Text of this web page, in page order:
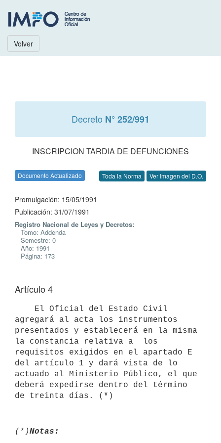
Volver
Decreto N° 252/991
INSCRIPCION TARDIA DE DEFUNCIONES
Documento Actualizado Toda la Norma Ver Imagen del D.O.
Promulgación: 15/05/1991
Publicación: 31/07/1991
Registro Nacional de Leyes y Decretos:
Tomo: Addenda
Semestre: 0
Año: 1991
Página: 173
Artículo 4
agregará al acta los instrumentos
presentados y establecerá en la misma
la constancia relativa a  los
requisitos exigidos en el apartado E
del artículo 1 y dará vista de lo
actuado al Ministerio Público, el que
deberá expedirse dentro del término
(*)Notas: